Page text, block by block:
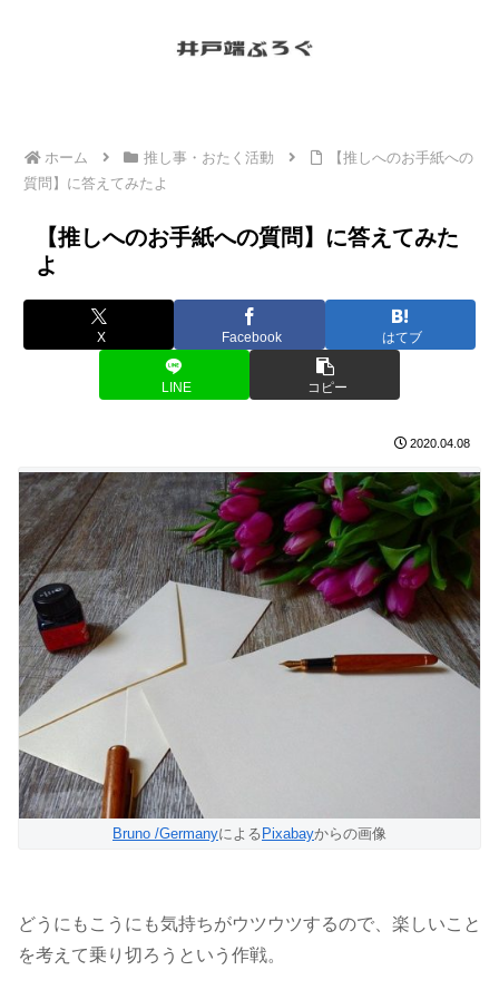
ホーム 推し事・おたく活動
【推しへのお手紙への
質問】に答えてみたよ
【推しへのお手紙への質問】に答えてみた
よ
X Facebook はてブ
LINE コピー
2020.04.08
Bruno /Germanyによる Pixabayからの画像
どうにもこうにも気持ちがウツウツするので、楽しいこと
を考えて乗り切ろうという作戦。